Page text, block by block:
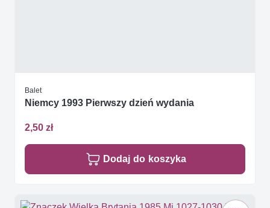
Balet
Niemcy 1993 Pierwszy dzień wydania
2,50 zł
Dodaj do koszyka